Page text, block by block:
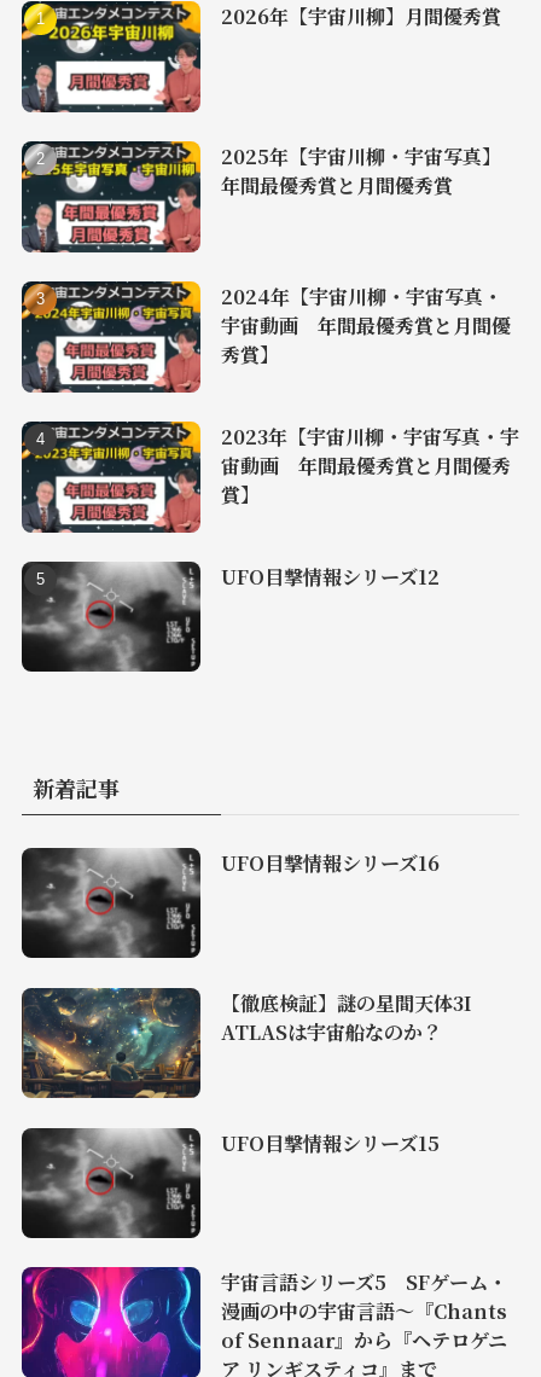
2026年【宇宙川柳】月間優秀賞
2025年【宇宙川柳・宇宙写真】
年間最優秀賞と月間優秀賞
2024年【宇宙川柳・宇宙写真・
宇宙動画 年間最優秀賞と月間優
秀賞】
2023年【宇宙川柳・宇宙写真・宇
宙動画 年間最優秀賞と月間優秀
賞】
UFO目撃情報シリーズ12
新着記事
UFO目撃情報シリーズ16
【徹底検証】謎の星間天体3I
ATLASは宇宙船なのか？
UFO目撃情報シリーズ15
宇宙言語シリーズ5 SFゲーム・
漫画の中の宇宙言語〜『Chants
of Sennaar』から『ヘテロゲニ
ア リンギスティコ』まで